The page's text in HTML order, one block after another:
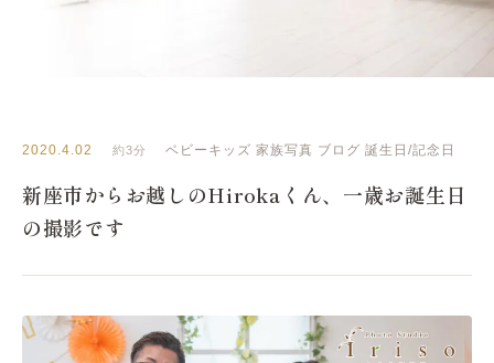
いりそ写真館ブログ
2020.4.02 約3分 ベビーキッズ 家族写真 ブログ 誕生日/記念日
新座市からお越しのHirokaくん、一歳お誕生日
の撮影です